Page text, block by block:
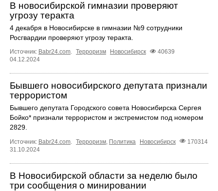
В новосибирской гимназии проверяют
угрозу теракта
4 декабря в Новосибирске в гимназии №9 сотрудники
Росгвардии проверяют угрозу теракта.
Источник: Babr24.com. Терроризм Новосибирск
40639
04.12.2024
Бывшего новосибирского депутата признали
террористом
Бывшего депутата Городского совета Новосибирска Сергея
Бойко* признали террористом и экстремистом под номером
2829.
Источник: Babr24.com Терроризм Политика Новосибирск
170314
31.10.2024
В Новосибирской области за неделю было
три сообщения о минировании